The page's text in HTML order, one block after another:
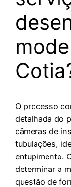
O processo
detalhada do
câmeras de
tubulações,
entupimento.
determinar a
questão de